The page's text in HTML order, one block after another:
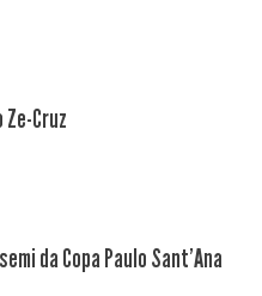
Cruz
da Copa Paulo Sant'Ana